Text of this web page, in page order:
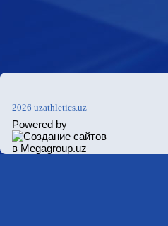
2026 uzathletics.uz
Powered by